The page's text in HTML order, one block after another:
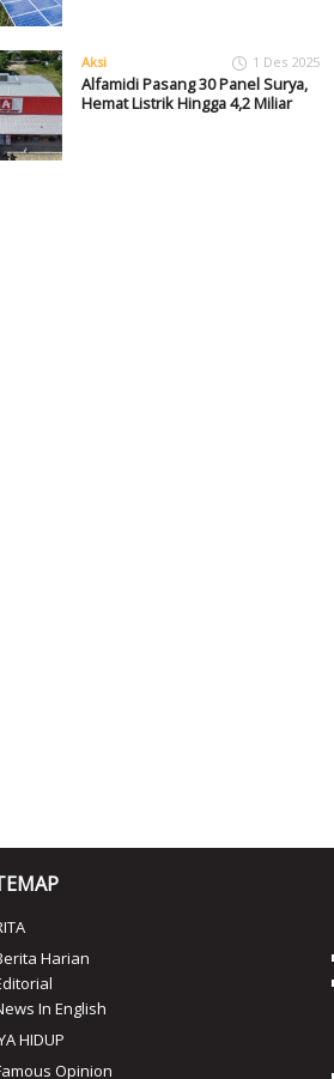
Aksi 1 Des 2025
Alfamidi Pasang 30 Panel Surya,
Hemat Listrik Hingga 4,2 Miliar
Harian
In English
HIDUP
Opinion